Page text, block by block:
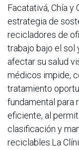
Facatativá, Chía y
estrategia de
recicladores de
trabajo bajo el sol
afectar su salud
médicos impide,
tratamiento
fundamental para
eficiente, al
clasificación y
reciclables.La